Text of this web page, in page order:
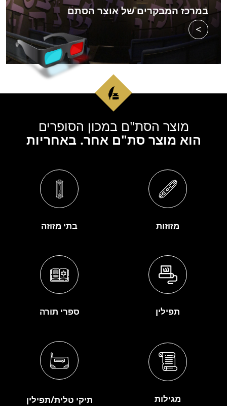
במרכז המבקרים של אוצר הסתם
>
מוצר הסת"ם במכון הסופרים
הוא מוצר סת"ם אחר. באחריות
מזוזות בתי מזוזה
תפילין ספרי תורה
מגילות תיקי טלית/תפילין